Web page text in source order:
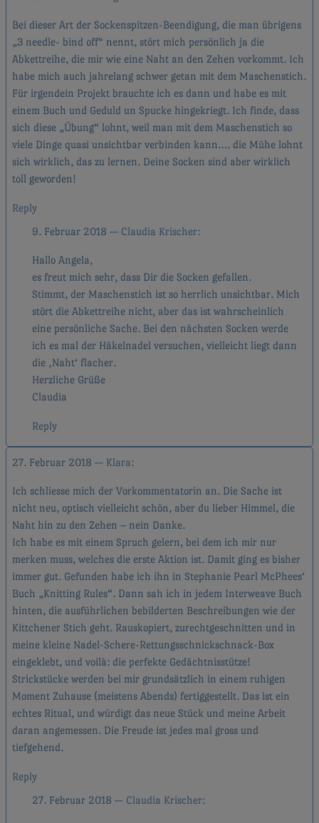
Bei dieser Art der Sockenspitzen-Beendigung, die man übrigens
„3 needle- bind off“ nennt, stört mich persönlich ja die
Abkettreihe, die mir wie eine Naht an den Zehen vorkommt. Ich
habe mich auch jahrelang schwer getan mit dem Maschenstich.
Für irgendein Projekt brauchte ich es dann und habe es mit
einem Buch und Geduld un Spucke hingekriegt. Ich finde, dass
sich diese „Übung“ lohnt, weil man mit dem Maschenstich so
viele Dinge quasi unsichtbar verbinden kann…. die Mühe lohnt
sich wirklich, das zu lernen. Deine Socken sind aber wirklich
toll geworden!
Reply
9. Februar 2018
Claudia Krischer
Hallo Angela,
es freut mich sehr, dass Dir die Socken gefallen.
Stimmt, der Maschenstich ist so herrlich unsichtbar. Mich
stört die Abkettreihe nicht, aber das ist wahrscheinlich
eine persönliche Sache. Bei den nächsten Socken werde
ich es mal der Häkelnadel versuchen, vielleicht liegt dann
die ‚Naht‘ flacher.
Herzliche Grüße
Claudia
Reply
27. Februar 2018 Klara
Ich schliesse mich der Vorkommentatorin an. Die Sache ist
nicht neu, optisch vielleicht schön, aber du lieber Himmel, die
Naht hin zu den Zehen – nein Danke.
Ich habe es mit einem Spruch gelern, bei dem ich mir nur
merken muss, welches die erste Aktion ist. Damit ging es bisher
immer gut. Gefunden habe ich ihn in Stephanie Pearl McPhees‘
Buch „Knitting Rules“. Dann sah ich in jedem Interweave Buch
hinten, die ausführlichen bebilderten Beschreibungen wie der
Kittchener Stich geht. Rauskopiert, zurechtgeschnitten und in
meine kleine Nadel-Schere-Rettungsschnickschnack-Box
eingeklebt, und voilà: die perfekte Gedächtnisstütze!
Strickstücke werden bei mir grundsätzlich in einem ruhigen
Moment Zuhause (meistens Abends) fertiggestellt. Das ist ein
echtes Ritual, und würdigt das neue Stück und meine Arbeit
daran angemessen. Die Freude ist jedes mal gross und
tiefgehend.
Reply
27. Februar 2018
Claudia Krischer